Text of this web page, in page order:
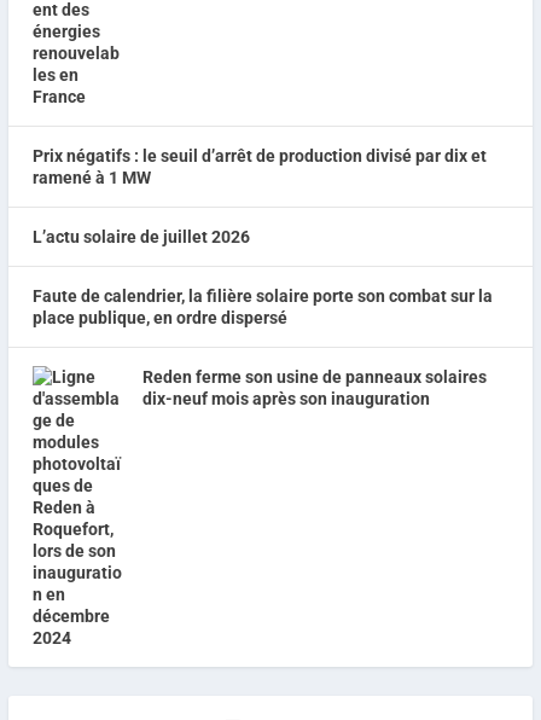
Prix négatifs : le seuil d’arrêt de production divisé par dix et
ramené à 1 MW
L’actu solaire de juillet 2026
Faute de calendrier, la filière solaire porte son combat sur la
place publique, en ordre dispersé
Reden ferme son usine de panneaux solaires
dix-neuf mois après son inauguration